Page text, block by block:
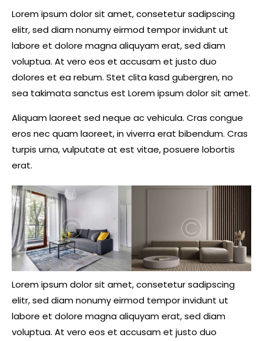
Lorem ipsum dolor sit amet, consetetur sadipscing
elitr, sed diam nonumy eirmod tempor invidunt ut
labore et dolore magna aliquyam erat, sed diam
voluptua. At vero eos et accusam et justo duo
dolores et ea rebum. Stet clita kasd gubergren, no
sea takimata sanctus est Lorem ipsum dolor sit amet.
Aliquam laoreet sed neque ac vehicula. Cras congue
eros nec quam laoreet, in viverra erat bibendum. Cras
turpis urna, vulputate at est vitae, posuere lobortis
erat.
Lorem ipsum dolor sit amet, consetetur sadipscing
elitr, sed diam nonumy eirmod tempor invidunt ut
labore et dolore magna aliquyam erat, sed diam
voluptua. At vero eos et accusam et justo duo